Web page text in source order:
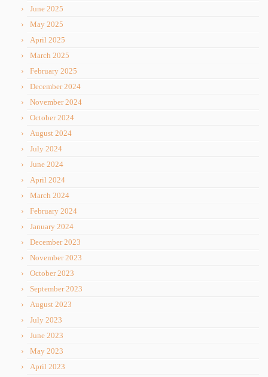
June 2025
May 2025
April 2025
March 2025
February 2025
December 2024
November 2024
October 2024
August 2024
July 2024
June 2024
April 2024
March 2024
February 2024
January 2024
December 2023
November 2023
October 2023
September 2023
August 2023
July 2023
June 2023
May 2023
April 2023